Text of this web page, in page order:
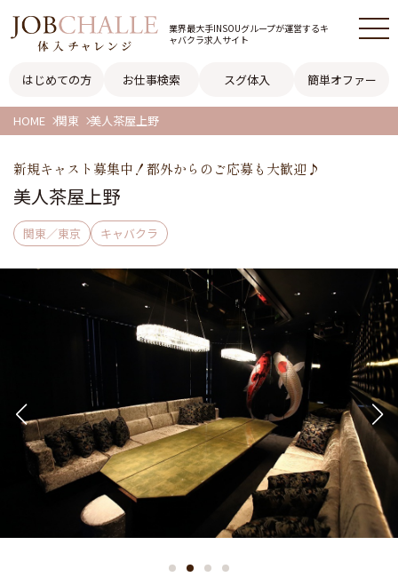
業界最大手INSOUグループが運営するキ
ャバクラ求人サイト
はじめての方 お仕事検索 スグ体入 簡単オファー
HOME 関東 美人茶屋上野
新規キャスト募集中！都外からのご応募も大歓迎♪
美人茶屋上野
関東／東京 キャバクラ